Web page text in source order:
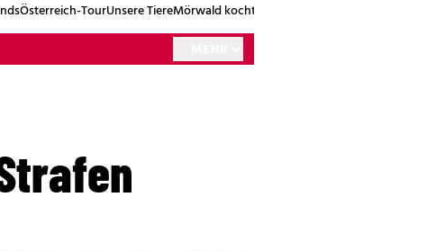
Österreich-TourUnsere TiereMörwald kocht